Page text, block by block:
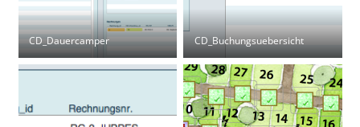
CD_Dauercamper CD_Buchungsuebersicht